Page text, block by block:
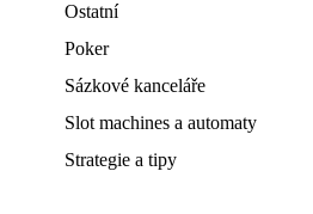
Ostatní
Poker
Sázkové kanceláře
Slot machines a automaty
Strategie a tipy